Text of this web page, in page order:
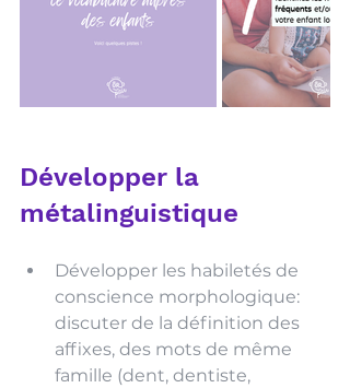
Développer la
métalinguistique
Développer les habiletés de
conscience morphologique:
discuter de la définition des
affixes, des mots de même
famille (dent, dentiste,